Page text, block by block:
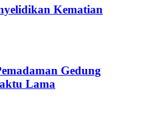
Kematian
Gedung
Lama